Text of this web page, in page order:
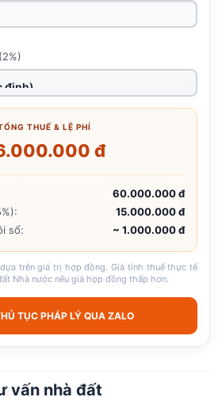
THUẾ & LỆ PHÍ
đ
60.000.000 đ
15.000.000 đ
sổ:
~ 1.000.000 đ
trên giá trị hợp đồng. Giá tính thuế thực tế
Nhà nước nếu giá hợp đồng thấp hơn.
TỤC PHÁP LÝ QUA ZALO
vấn nhà đất